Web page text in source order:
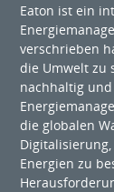
Eaton ist ein
verschrieben
die Umwelt zu
nachhaltig
die globalen
Energien zu